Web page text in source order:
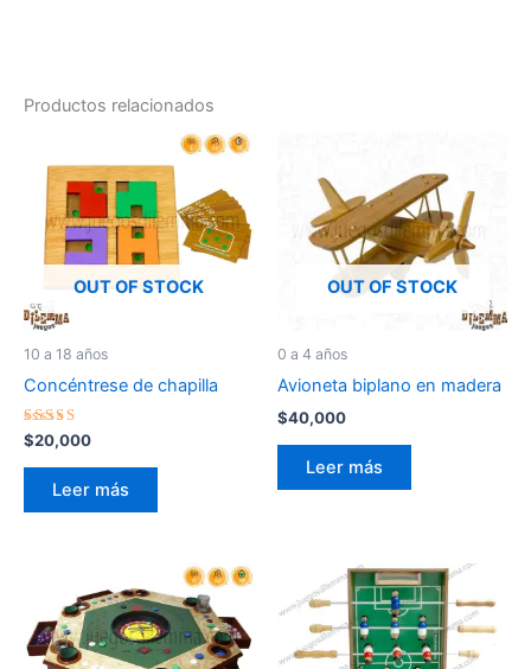
Productos relacionados
OUT OF STOCK
10 a 18 años
Concéntrese de chapilla
Valorado
con
5.00
de 5
$20,000
Leer más
OUT OF STOCK
0 a 4 años
Avioneta biplano en madera
$40,000
Leer más